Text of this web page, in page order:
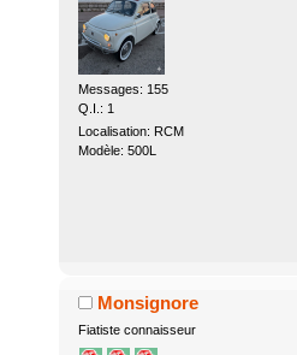
Messages: 155
Q.I.: 1
Localisation: RCM
Modèle: 500L
Monsignore
Fiatiste connaisseur